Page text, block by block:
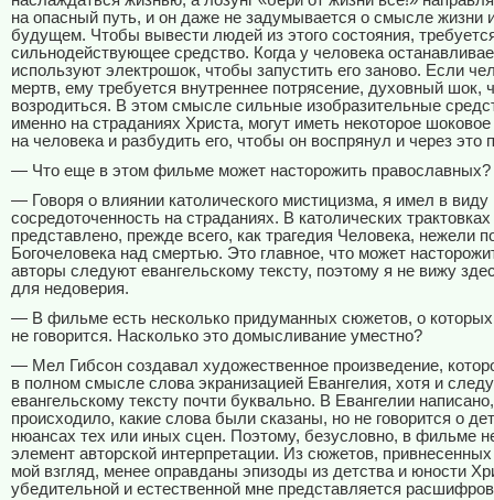
на опасный путь, и он даже не задумывается о смысле жизни
будущем. Чтобы вывести людей из этого состояния,
сильнодействующее средство. Когда у человека
используют электрошок, чтобы запустить его заново. Если
мертв, ему требуется внутреннее потрясение, духовный шок,
возродиться. В этом смысле сильные изобразительные
именно на страданиях Христа, могут иметь некоторое
на человека и разбудить его, чтобы он воспрянул и через это
— Что еще в этом фильме может насторожить православных?
— Говоря о влиянии католического мистицизма, я имел в виду
сосредоточенность на страданиях. В католических
представлено, прежде всего, как трагедия Человека, нежели
Богочеловека над смертью. Это главное, что может
авторы следуют евангельскому тексту, поэтому я не вижу
для недоверия.
— В фильме есть несколько придуманных сюжетов, о которых
не говорится. Насколько это домысливание уместно?
— Мел Гибсон создавал художественное произведение,
в полном смысле слова экранизацией Евангелия, хотя и
евангельскому тексту почти буквально. В Евангелии
происходило, какие слова были сказаны, но не говорится о
нюансах тех или иных сцен. Поэтому, безусловно, в фильме
элемент авторской интерпретации. Из сюжетов,
мой взгляд, менее оправданы эпизоды из детства и юности
убедительной и естественной мне представляется